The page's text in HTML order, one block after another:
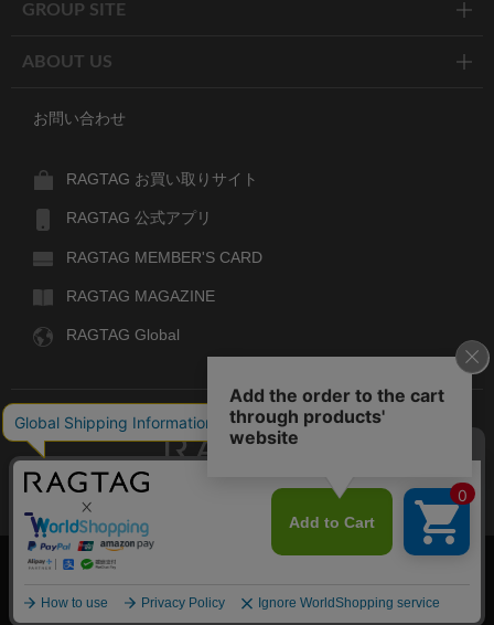
GROUP SITE
ABOUT US
お問い合わせ
RAGTAG お買い取りサイト
RAGTAG 公式アプリ
RAGTAG MEMBER'S CARD
RAGTAG MAGAZINE
RAGTAG Global
デザイナーズブランドのユーズド・セレクトショップ
COPYRIGHT© TIN PAN ALLEY CO., LTD. ALL RIGHTS RESERVED.